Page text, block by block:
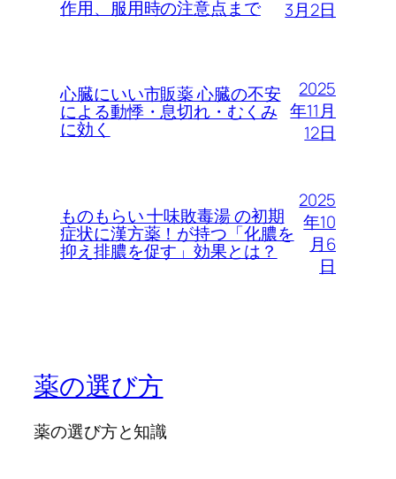
作用、服用時の注意点まで
3月2日
心臓にいい市販薬 心臓の不安
による動悸・息切れ・むくみ
に効く
2025
年11月
12日
ものもらい 十味敗毒湯 の初期
症状に漢方薬！が持つ「化膿を
抑え排膿を促す」効果とは？
2025
年10
月6
日
薬の選び方
薬の選び方と知識